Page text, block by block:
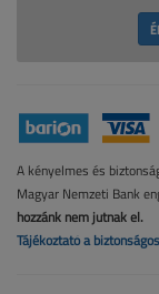
A kényelmes és
Magyar Nemzeti Bank
hozzánk nem jutnak el.
Tájékoztató a